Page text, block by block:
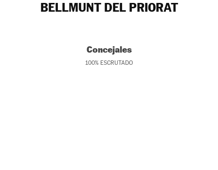
BELLMUNT DEL PRIORAT
Concejales
100% ESCRUTADO